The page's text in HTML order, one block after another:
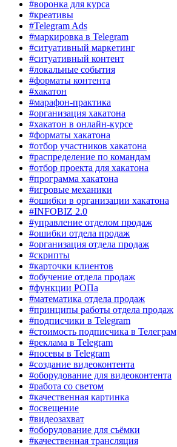
#воронка для курса
#креативы
#Telegram Ads
#маркировка в Telegram
#ситуативный маркетинг
#ситуативный контент
#локальные события
#форматы контента
#хакатон
#марафон-практика
#организация хакатона
#хакатон в онлайн-курсе
#форматы хакатона
#отбор участников хакатона
#распределение по командам
#отбор проекта для хакатона
#программа хакатона
#игровые механики
#ошибки в организации хакатона
#INFOBIZ 2.0
#управление отделом продаж
#ошибки отдела продаж
#организация отдела продаж
#скрипты
#карточки клиентов
#обучение отдела продаж
#функции РОПа
#математика отдела продаж
#принципы работы отдела продаж
#подписчики в Telegram
#стоимость подписчика в Телеграм
#реклама в Telegram
#посевы в Telegram
#создание видеоконтента
#оборудование для видеоконтента
#работа со светом
#качественная картинка
#освещение
#видеозахват
#оборудование для съёмки
#качественная трансляция